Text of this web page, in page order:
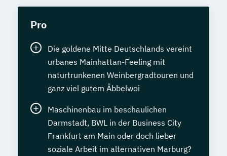
Pro
Die goldene Mitte Deutschlands vereint
urbanes Mainhattan-Feeling mit
naturtrunkenen Weinbergradtouren und
ganz viel gutem Äbbelwoi
Maschinenbau im beschaulichen
Darmstadt, BWL in der Business City
Frankfurt am Main oder doch lieber
soziale Arbeit im alternativen Marburg?